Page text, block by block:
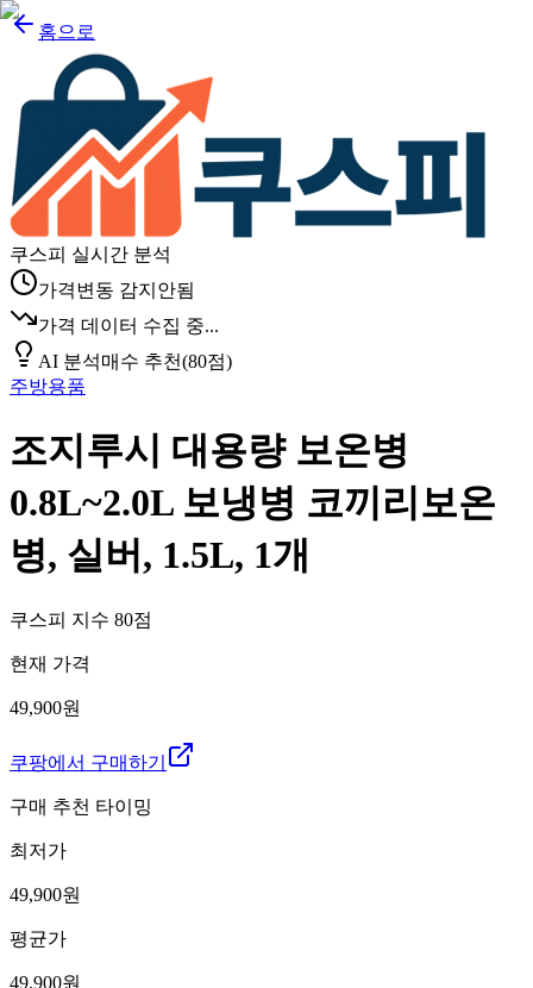
홈으로
쿠스피 실시간 분석
가격변동 감지안됨
가격 데이터 수집 중...
AI 분석매수 추천(80점)
주방용품
조지루시 대용량 보온병
0.8L~2.0L 보냉병 코끼리보온
병, 실버, 1.5L, 1개
쿠스피 지수 80점
현재 가격
49,900원
쿠팡에서 구매하기
구매 추천 타이밍
최저가
49,900원
평균가
49,900원